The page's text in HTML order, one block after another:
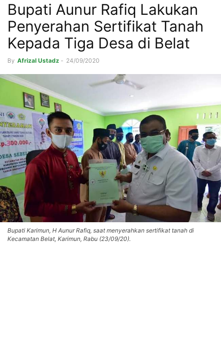
Bupati Aunur Rafiq Lakukan
Penyerahan Sertifikat Tanah
Kepada Tiga Desa di Belat
By Afrizal Ustadz - 24/09/2020
Bupati Karimun, H Aunur Rafiq, saat menyerahkan sertifikat tanah di
Kecamatan Belat, Karimun, Rabu (23/09/20).